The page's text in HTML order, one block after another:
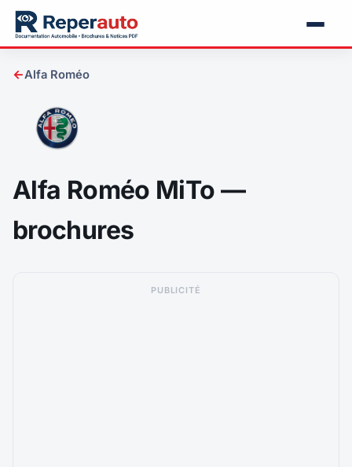
←Alfa Roméo
Alfa Roméo MiTo —
brochures
PUBLICITÉ